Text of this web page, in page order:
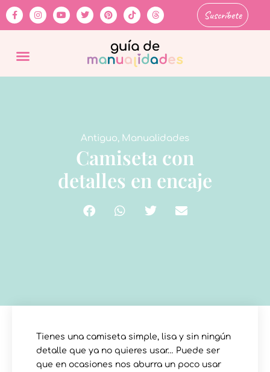
Suscríbete
Antiguo, Manualidades
Camiseta con
detalles en encaje
Tienes una camiseta simple, lisa y sin ningún
detalle que ya no quieres usar… Puede ser
que en ocasiones nos aburra un poco usar